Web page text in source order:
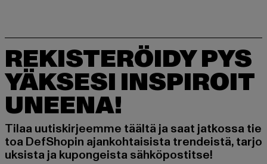
REKISTERÖIDY PYS
YÄKSESI INSPIROIT
UNEENA!
Tilaa uutiskirjeemme täältä ja saat jatkossa tie
toa DefShopin ajankohtaisista trendeistä, tarjo
uksista ja kupongeista sähköpostitse!